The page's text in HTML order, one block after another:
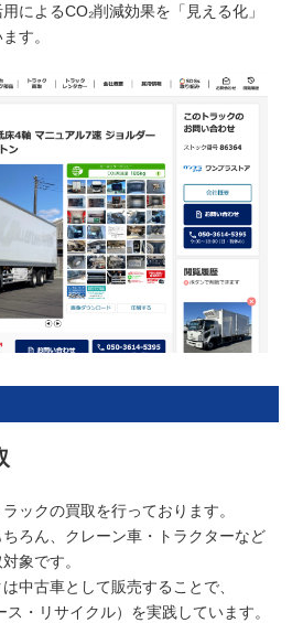
によるCO₂削減効果を「見える化」
す。
ックの買取を行っております。
ろん、クレーン車・トラクターなど
象です。
中古車として販売することで、
・リサイクル）を実践しています。